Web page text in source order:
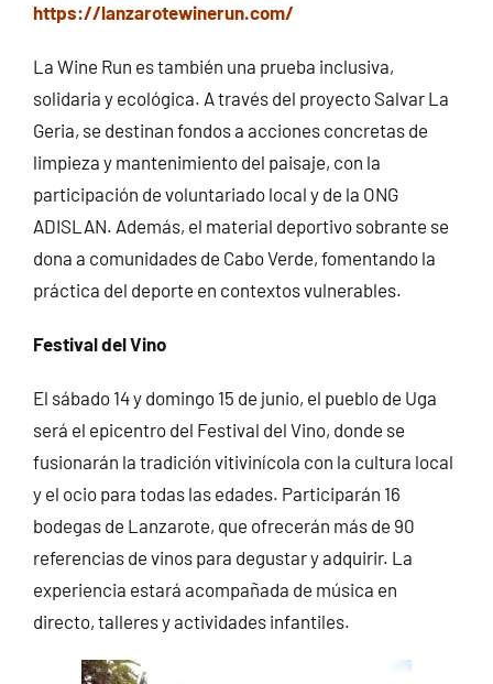
https://lanzarotewinerun.com/
La Wine Run es también una prueba inclusiva,
solidaria y ecológica. A través del proyecto Salvar La
Geria, se destinan fondos a acciones concretas de
limpieza y mantenimiento del paisaje, con la
participación de voluntariado local y de la ONG
ADISLAN. Además, el material deportivo sobrante se
dona a comunidades de Cabo Verde, fomentando la
práctica del deporte en contextos vulnerables.
Festival del Vino
El sábado 14 y domingo 15 de junio, el pueblo de Uga
será el epicentro del Festival del Vino, donde se
fusionarán la tradición vitivinícola con la cultura local
y el ocio para todas las edades. Participarán 16
bodegas de Lanzarote, que ofrecerán más de 90
referencias de vinos para degustar y adquirir. La
experiencia estará acompañada de música en
directo, talleres y actividades infantiles.